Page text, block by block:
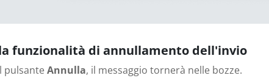
funzionalità di annullamento dell'invio
pulsanteAnnulla, il messaggio tornerà nelle bozze.